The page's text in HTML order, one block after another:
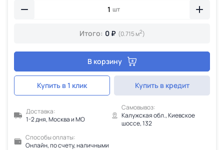
шт
Итого: 0 ₽ (0.715 м2)
В корзину
Купить в 1 клик Купить в кредит
Доставка:
1-2 дня, Москва и МО
Самовывоз:
Калужская обл., Киевское
шоссе, 132
Способы оплаты:
Онлайн, по счету, наличными